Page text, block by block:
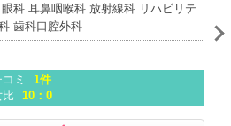
科 耳鼻咽喉科 放射線科 リハビリテ
歯科口腔外科
ミ
1件
比
10：0